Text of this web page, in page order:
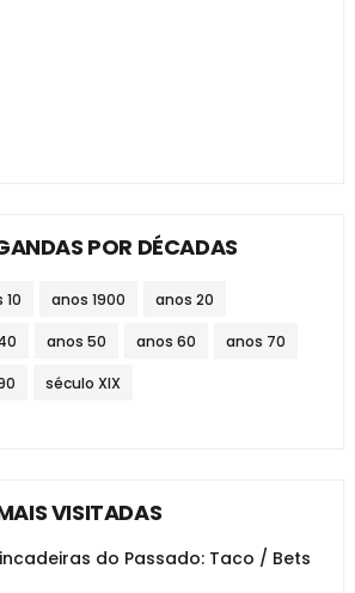
POR DÉCADAS
10 anos 1900 anos 20
anos 50 anos 60 anos 70
século XIX
VISITADAS
do Passado: Taco / Bets